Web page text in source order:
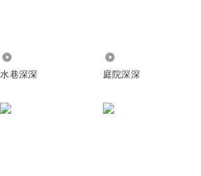
水巷深深 庭院深深